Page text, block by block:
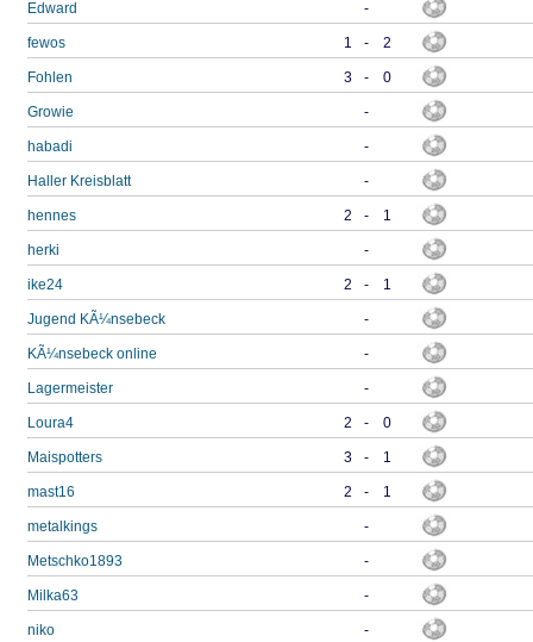
Edward -
fewos 1 - 2
Fohlen 3 - 0
Growie -
habadi -
Haller Kreisblatt -
hennes 2 - 1
herki -
ike24 2 - 1
Jugend KÃ¼nsebeck -
KÃ¼nsebeck online -
Lagermeister -
Loura4 2 - 0
Maispotters 3 - 1
mast16 2 - 1
metalkings -
Metschko1893 -
Milka63 -
niko -